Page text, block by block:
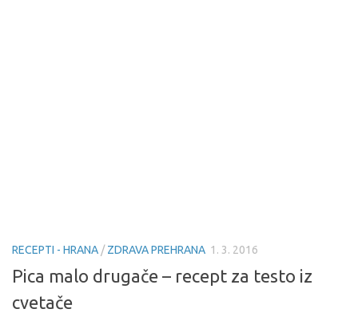
RECEPTI - HRANA /ZDRAVA PREHRANA 1. 3. 2016
Pica malo drugače – recept za testo iz
cvetače